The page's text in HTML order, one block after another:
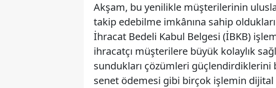
Akşam, bu yenilikle müşterilerinin
takip edebilme imkânına sahip
İhracat Bedeli Kabul Belgesi (İBKB)
ihracatçı müşterilere büyük kolaylık
sundukları çözümleri
senet ödemesi gibi birçok işlemin